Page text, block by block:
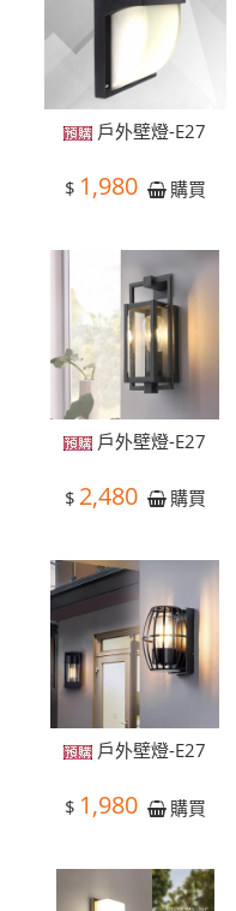
戶外壁燈-E27
$ 1,980 購買
戶外壁燈-E27
$ 2,480 購買
戶外壁燈-E27
$ 1,980 購買